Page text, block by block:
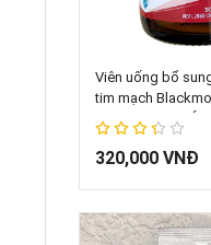
Viên uống bổ
tim mạch
150mg 30 viên Úc
67%
320,000 VNĐ
Thêm vào